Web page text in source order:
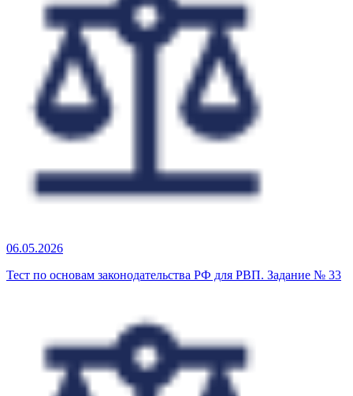
06.05.2026
Тест по основам законодательства РФ для РВП. Задание № 33